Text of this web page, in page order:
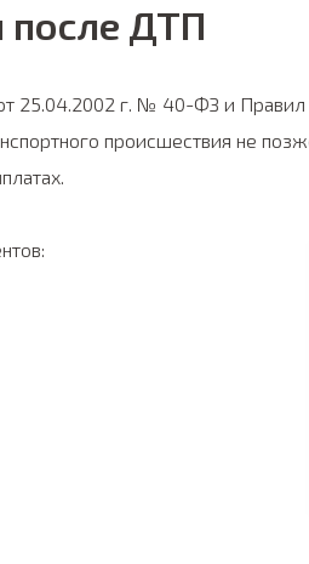
после ДТП
25.04.2002 г. № 40-ФЗ и
происшествия не